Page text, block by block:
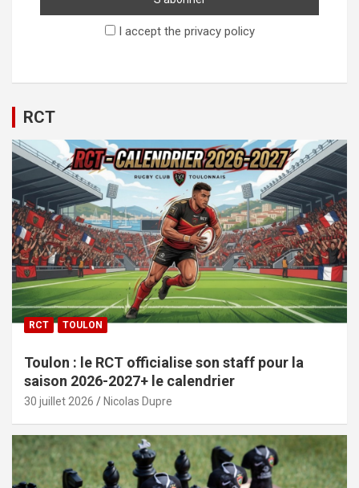
I accept the privacy policy
RCT
RCT TOULON
Toulon : le RCT officialise son staff pour la
saison 2026-2027+ le calendrier
30 juillet 2026 Nicolas Dupre